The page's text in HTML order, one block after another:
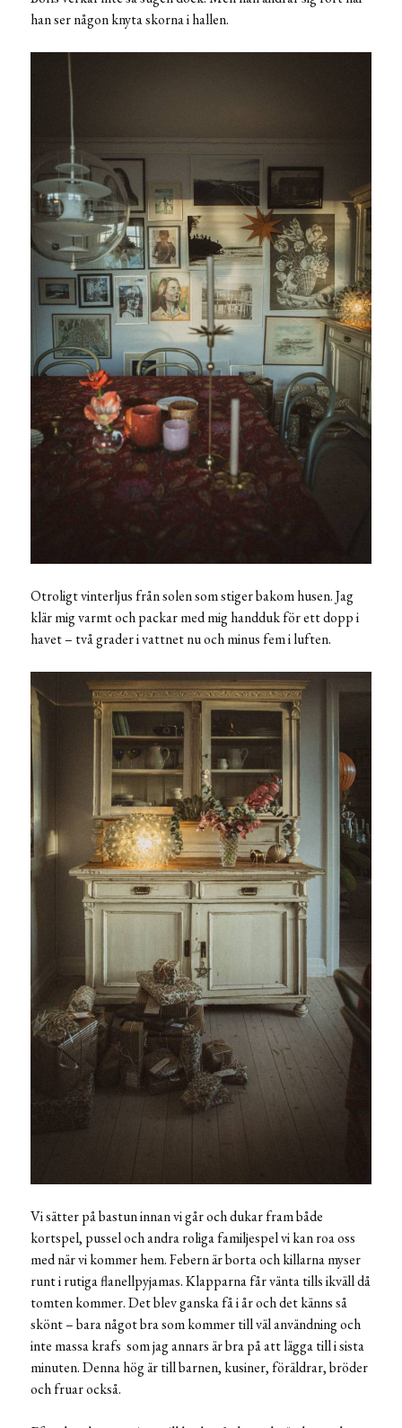
han ser någon knyta skorna i hallen.
Otroligt vinterljus från solen som stiger bakom husen. Jag
klär mig varmt och packar med mig handduk för ett dopp i
havet – två grader i vattnet nu och minus fem i luften.
Vi sätter på bastun innan vi går och dukar fram både
kortspel, pussel och andra roliga familjespel vi kan roa oss
med när vi kommer hem. Febern är borta och killarna myser
runt i rutiga flanellpyjamas. Klapparna får vänta tills ikväll då
tomten kommer. Det blev ganska få i år och det känns så
skönt – bara något bra som kommer till väl användning och
inte massa krafs som jag annars är bra på att lägga till i sista
minuten. Denna hög är till barnen, kusiner, föräldrar, bröder
och fruar också.